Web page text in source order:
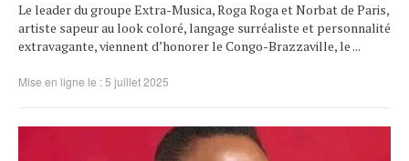
Le leader du groupe Extra-Musica, Roga Roga et Norbat de Paris,
artiste sapeur au look coloré, langage surréaliste et personnalité
extravagante, viennent d’honorer le Congo-Brazzaville, le ...
Mise en ligne le : 5 juillet 2025